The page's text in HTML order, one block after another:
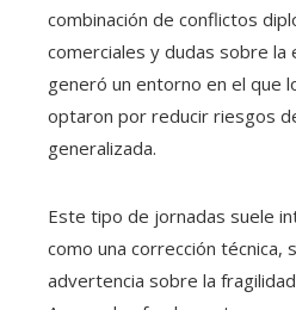
combinación de conflictos
comerciales y dudas sobre la
generó un entorno en el que
optaron por reducir riesgos
generalizada.
Este tipo de jornadas suele
como una corrección técnica,
advertencia sobre la